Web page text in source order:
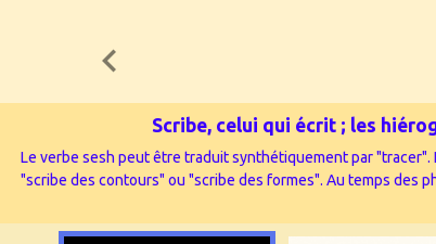
Scribe, celui qui écrit ; les
Le verbe sesh peut être traduit synthétiquement par "tracer".
"scribe des contours" ou "scribe des formes". Au temps des